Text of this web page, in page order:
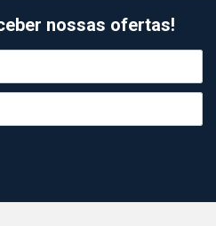
nossas ofertas!